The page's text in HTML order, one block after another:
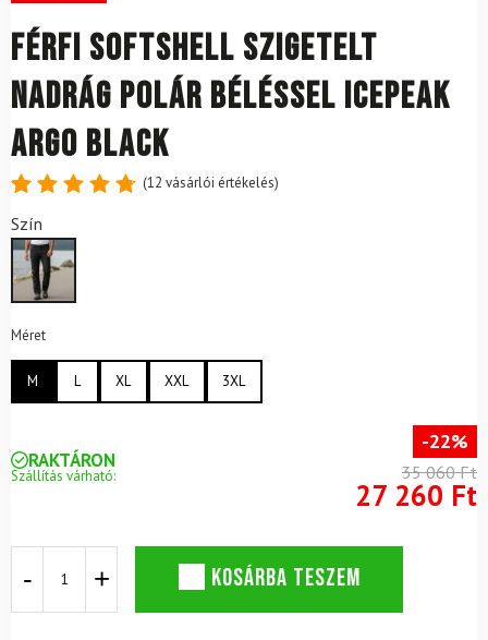
Férfi softshell szigetelt
nadrág polár béléssel ICEPEAK
Argo Black
4.83
5-ből,
értékelés
alapján
(12 vásárlói értékelés)
Szín
Méret
M L XL XXL 3XL
RAKTÁRON
Szállítás várható:
-22%
35 060 Ft
27 260 Ft
softshell
KOSÁRBA TESZEM